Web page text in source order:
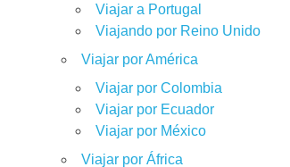
Viajar a Portugal
Viajando por Reino Unido
Viajar por América
Viajar por Colombia
Viajar por Ecuador
Viajar por México
Viajar por África